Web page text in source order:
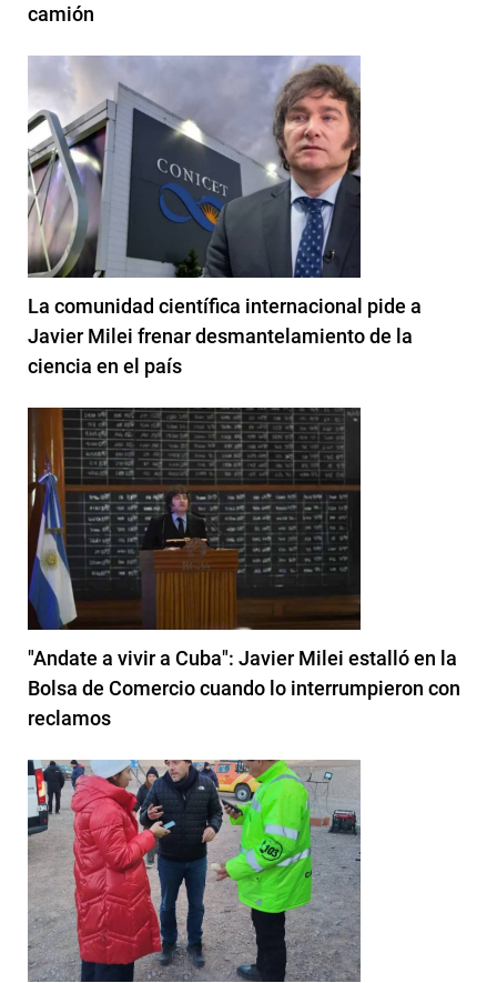
camión
La comunidad científica internacional pide a
Javier Milei frenar desmantelamiento de la
ciencia en el país
"Andate a vivir a Cuba": Javier Milei estalló en la
Bolsa de Comercio cuando lo interrumpieron con
reclamos